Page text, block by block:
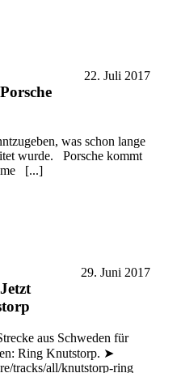
22. Juli 2017
Porsche
was schon lange
wurde. Porsche kommt
[...]
29. Juni 2017
Jetzt
aus Schweden für
Ring Knutstorp. ➤
tracks/all/knutstorp-ring